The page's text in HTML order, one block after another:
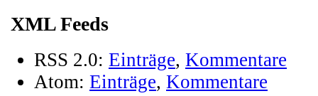
XML Feeds
RSS 2.0: Einträge, Kommentare
Atom: Einträge, Kommentare